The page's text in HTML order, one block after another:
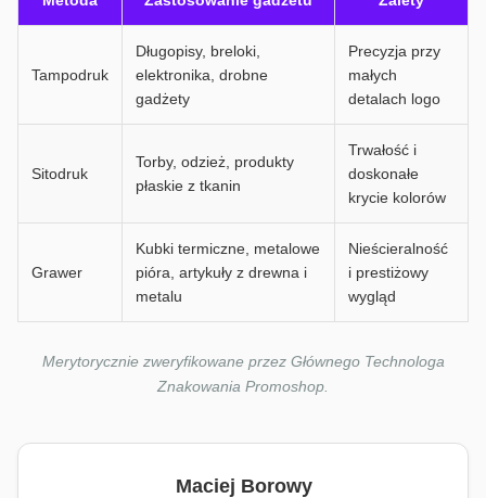
Tampodruk
Długopisy, breloki,
elektronika, drobne
gadżety
Precyzja przy
małych
detalach logo
Sitodruk
Torby, odzież, produkty
płaskie z tkanin
Trwałość i
doskonałe
krycie kolorów
Grawer
Kubki termiczne, metalowe
pióra, artykuły z drewna i
metalu
Nieścieralność
i prestiżowy
wygląd
Merytorycznie zweryfikowane przez Głównego Technologa
Znakowania Promoshop.
Maciej Borowy